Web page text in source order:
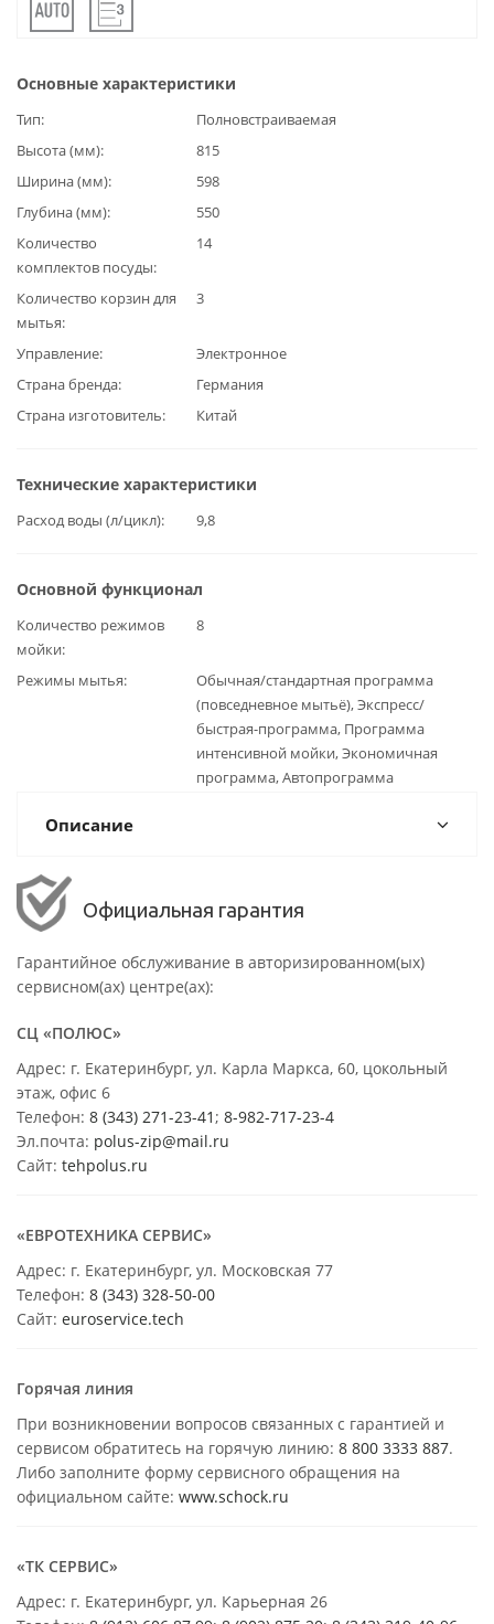
Основные характеристики
Тип
Полновстраиваемая
Высота (мм)
815
Ширина (мм)
598
Глубина (мм)
550
Количество
комплектов посуды
14
Количество корзин для
мытья
3
Управление
Электронное
Страна бренда
Германия
Страна изготовитель
Китай
Технические характеристики
Расход воды (л/цикл) 9,8
Основной функционал
Количество режимов
мойки
8
Режимы мытья
Обычная/стандартная программа
(повседневное мытьё), Экспресс/
быстрая-программа, Программа
интенсивной мойки, Экономичная
программа, Автопрограмма
Описание
Официальная гарантия
Гарантийное обслуживание в авторизированном(ых)
сервисном(ах) центре(ах):
СЦ «ПОЛЮС»
Адрес: г. Екатеринбург, ул. Карла Маркса, 60, цокольный
этаж, офис 6
Телефон: 8 (343) 271-23-41 ; 8-982-717-23-4
Эл.почта: polus-zip@mail.ru
Сайт: tehpolus.ru
«ЕВРОТЕХНИКА СЕРВИС»
Адрес: г. Екатеринбург, ул. Московская 77
Телефон: 8 (343) 328-50-00
Сайт: euroservice.tech
Горячая линия
При возникновении вопросов связанных с гарантией и
сервисом обратитесь на горячую линию: 8 800 3333 887.
Либо заполните форму сервисного обращения на
официальном сайте: www.schock.ru
«ТК СЕРВИС»
Адрес: г. Екатеринбург, ул. Карьерная 26